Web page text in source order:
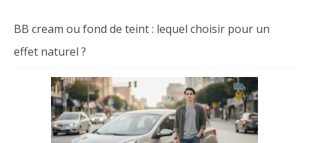
BB cream ou fond de teint : lequel choisir pour un
effet naturel ?